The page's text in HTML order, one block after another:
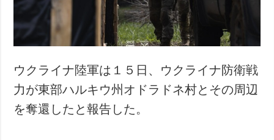
ウクライナ陸軍は１５日、ウクライナ防衛戦
力が東部ハルキウ州オドラドネ村とその周辺
を奪還したと報告した。